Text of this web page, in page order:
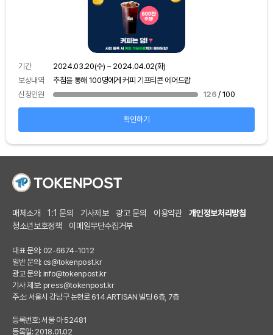
기간
2024.03.20(수) ~ 2024.04.02(화)
보상내역
추첨을 통해 100명에게 커피 기프티콘 에어드랍
신청인원
126 / 100
확인하기
매체소개 1:1 문의 기사제보 광고 문의 이용약관
개인정보처리방침
청소년보호정책
이메일무단수집거부
대표 문의: 02-6674-1012
일반 문의: cs@tokenpost.kr
광고 문의: info@tokenpost.kr
기사 제보: press@tokenpost.kr
주소: 서울시 강남구 논현로 614 ARTISAN 빌딩 6층, 7층
등록번호: 서울 아 52481
등록일: 2018.01.02